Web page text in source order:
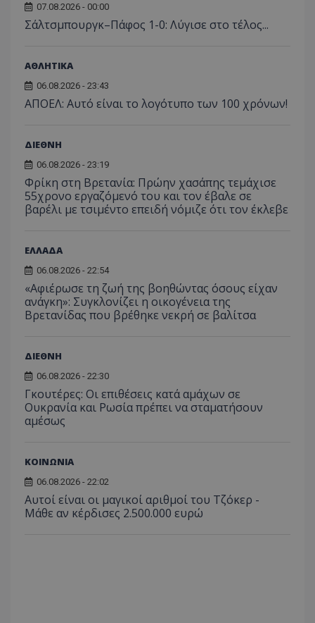
07.08.2026 - 00:00
Σάλτσμπουργκ–Πάφος 1-0: Λύγισε στο τέλος...
ΑΘΛΗΤΙΚΑ
06.08.2026 - 23:43
ΑΠΟΕΛ: Αυτό είναι το λογότυπο των 100 χρόνων!
ΔΙΕΘΝΗ
06.08.2026 - 23:19
Φρίκη στη Βρετανία: Πρώην χασάπης τεμάχισε
55χρονο εργαζόμενό του και τον έβαλε σε
βαρέλι με τσιμέντο επειδή νόμιζε ότι τον έκλεβε
ΕΛΛΑΔΑ
06.08.2026 - 22:54
«Αφιέρωσε τη ζωή της βοηθώντας όσους είχαν
ανάγκη»: Συγκλονίζει η οικογένεια της
Βρετανίδας που βρέθηκε νεκρή σε βαλίτσα
ΔΙΕΘΝΗ
06.08.2026 - 22:30
Γκουτέρες: Οι επιθέσεις κατά αμάχων σε
Ουκρανία και Ρωσία πρέπει να σταματήσουν
αμέσως
ΚΟΙΝΩΝΙΑ
06.08.2026 - 22:02
Αυτοί είναι οι μαγικοί αριθμοί του Τζόκερ -
Μάθε αν κέρδισες 2.500.000 ευρώ